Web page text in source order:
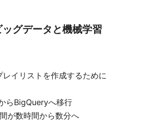
グデータと機械学習
イリストを作成するために
らBigQueryへ移行
が数時間から数分へ